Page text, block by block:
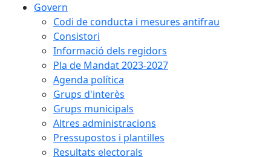
Govern
Codi de conducta i mesures antifrau
Consistori
Informació dels regidors
Pla de Mandat 2023-2027
Agenda política
Grups d'interès
Grups municipals
Altres administracions
Pressupostos i plantilles
Resultats electorals